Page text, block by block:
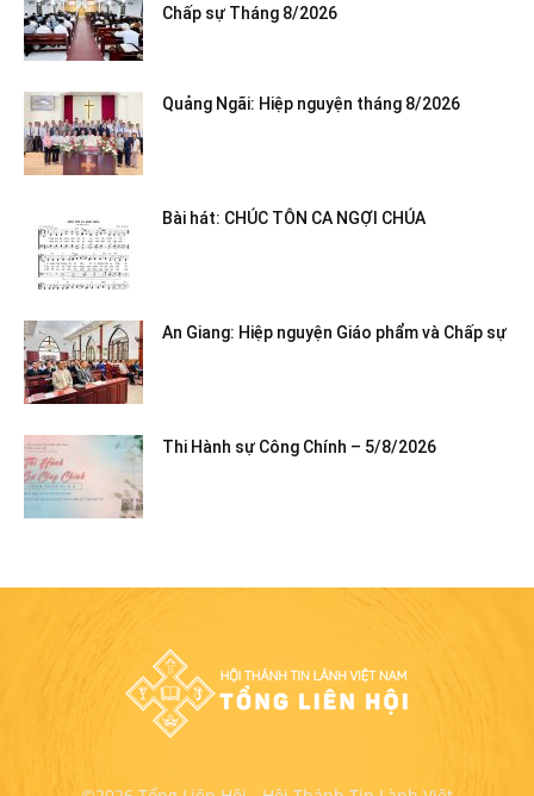
Chấp sự Tháng 8/2026
Quảng Ngãi: Hiệp nguyện tháng 8/2026
Bài hát: CHÚC TÔN CA NGỢI CHÚA
An Giang: Hiệp nguyện Giáo phẩm và Chấp sự
Thi Hành sự Công Chính – 5/8/2026